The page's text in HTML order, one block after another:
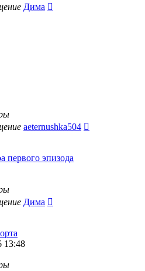
Дима
aeternushka504
первого эпизода
Дима
13:48